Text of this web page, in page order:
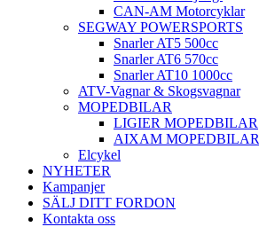
CAN-AM Motorcyklar
SEGWAY POWERSPORTS
Snarler AT5 500cc
Snarler AT6 570cc
Snarler AT10 1000cc
ATV-Vagnar & Skogsvagnar
MOPEDBILAR
LIGIER MOPEDBILAR
AIXAM MOPEDBILAR
Elcykel
NYHETER
Kampanjer
SÄLJ DITT FORDON
Kontakta oss